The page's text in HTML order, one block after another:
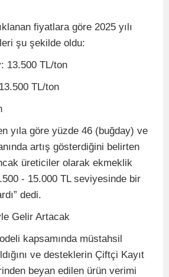
fiyatlara göre 2025 yılı
şu şekilde oldu:
13.500 TL/ton
TL/ton
yıla göre yüzde 46 (buğday) ve
artış gösterdiğini belirten
üreticiler olarak ekmeklik
- 15.000 TL seviyesinde bir
dedi.
Gelir Artacak
kapsamında müstahsil
ve desteklerin Çiftçi Kayıt
beyan edilen ürün verimi